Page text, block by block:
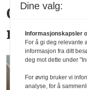
God juli
men ikke i
Dine valg:
Informasjonskapsler
For å gi deg relevante
informasjon fra ditt
deg mot dette under
For øvrig bruker vi
analyse, for å